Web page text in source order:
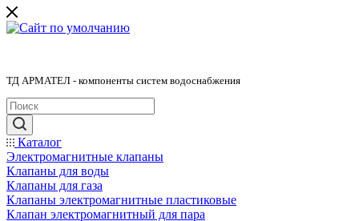
ТД АРМАТЕЛ - компоненты систем водоснабжения
Каталог
Электромагнитные клапаны
Клапаны для воды
Клапаны для газа
Клапаны электромагнитные пластиковые
Клапан электромагнитный для пара